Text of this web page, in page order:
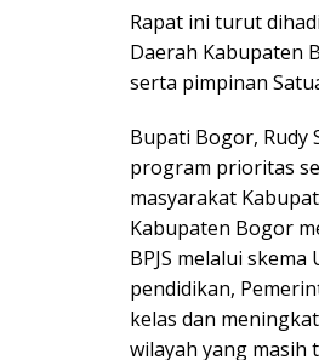
Rapat ini turut
Daerah Kabupaten
serta pimpinan
Bupati Bogor, Rudy
program prioritas
masyarakat
Kabupaten Bogor
BPJS melalui
pendidikan,
kelas dan
wilayah yang masih